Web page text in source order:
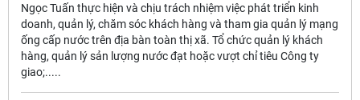
Ngọc Tuấn thực hiện và chịu trách nhiệm việc phát triển kinh
doanh, quản lý, chăm sóc khách hàng và tham gia quản lý mạng
ống cấp nước trên địa bàn toàn thị xã. Tổ chức quản lý khách
hàng, quản lý sản lượng nước đạt hoặc vượt chỉ tiêu Công ty
giao;.....